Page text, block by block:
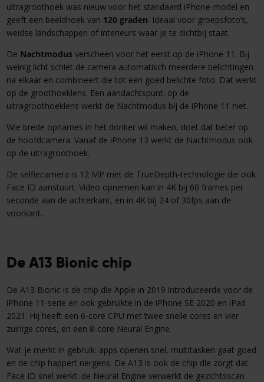
ultragroothoek was nieuw voor het standaard iPhone-model en
geeft een beeldhoek van 120 graden. Ideaal voor groepsfoto’s,
weidse landschappen of interieurs waar je te dichtbij staat.
De Nachtmodus verscheen voor het eerst op de iPhone 11. Bij
weinig licht schiet de camera automatisch meerdere belichtingen
na elkaar en combineert die tot een goed belichte foto. Dat werkt
op de groothoeklens. Een aandachtspunt: op de
ultragroothoeklens werkt de Nachtmodus bij de iPhone 11 niet.
Wie brede opnames in het donker wil maken, doet dat beter op
de hoofdcamera. Vanaf de iPhone 13 werkt de Nachtmodus ook
op de ultragroothoek.
De selfiecamera is 12 MP met de TrueDepth-technologie die ook
Face ID aanstuurt. Video opnemen kan in 4K bij 60 frames per
seconde aan de achterkant, en in 4K bij 24 of 30fps aan de
voorkant.
De A13 Bionic chip
De A13 Bionic is de chip die Apple in 2019 introduceerde voor de
iPhone 11-serie en ook gebruikte in de iPhone SE 2020 en iPad
2021. Hij heeft een 6-core CPU met twee snelle cores en vier
zuinige cores, en een 8-core Neural Engine.
Wat je merkt in gebruik: apps openen snel, multitasken gaat goed
en de chip happert nergens. De A13 is ook de chip die zorgt dat
Face ID snel werkt: de Neural Engine verwerkt de gezichtsscan